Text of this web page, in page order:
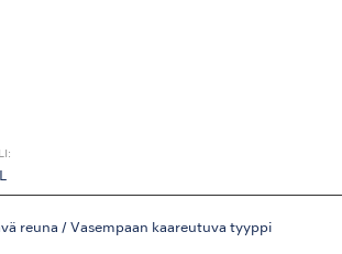
reuna / Vasempaan kaareutuva tyyppi